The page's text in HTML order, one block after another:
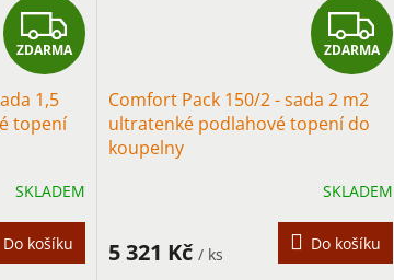
Z
D
A
M
A
ZDARMA
1,5
topení
SKLADEM
Do košíku
Z
D
M
A
ZDARMA
Comfort Pack 150/2 - sada 2 m2
ultratenké podlahové topení do
koupelny
SKLADEM
5 321 Kč / ks
Do košíku